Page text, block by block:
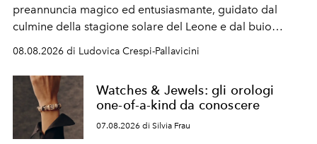
preannuncia magico ed entusiasmante, guidato dal
culmine della stagione solare del Leone e dal buio
favorevole della Luna nuova in Leone del 12 agosto,
ideale per la notte delle Perseidi.
08.08.2026 di Ludovica Crespi-Pallavicini
Watches & Jewels: gli orologi
one-of-a-kind da conoscere
07.08.2026 di Silvia Frau